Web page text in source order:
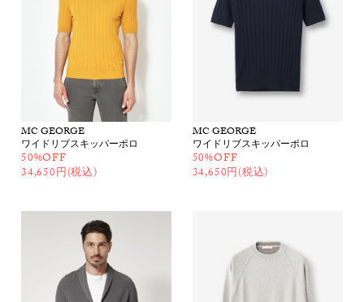
MC GEORGE
ワイドリブスキッパーポロ
50%OFF
34,650円(税込)
MC GEORGE
ワイドリブスキッパーポロ
50%OFF
34,650円(税込)